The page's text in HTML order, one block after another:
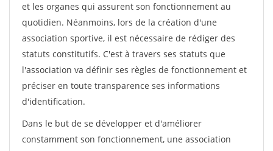
et les organes qui assurent son fonctionnement au
quotidien. Néanmoins, lors de la création d'une
association sportive, il est nécessaire de rédiger des
statuts constitutifs. C'est à travers ses statuts que
l'association va définir ses règles de fonctionnement et
préciser en toute transparence ses informations
d'identification.
Dans le but de se développer et d'améliorer
constamment son fonctionnement, une association